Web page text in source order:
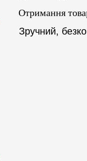
Отримання
Зручний,